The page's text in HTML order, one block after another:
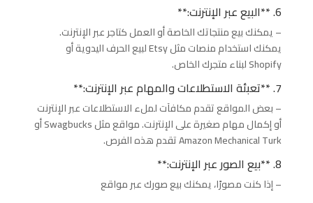
6. **البيع عبر الإنترنت:**
– يمكنك بيع منتجاتك الخاصة أو العمل كتاجر عبر الإنترنت.
يمكنك استخدام منصات مثل Etsy لبيع الحرف اليدوية أو
Shopify لبناء متجرك الخاص.
7. **تعبئة الاستطلاعات والمهام عبر الإنترنت:**
– بعض المواقع تقدم مكافآت لملء الاستطلاعات عبر الإنترنت
أو إكمال مهام صغيرة على الإنترنت. مواقع مثل Swagbucks أو
Amazon Mechanical Turk تقدم هذه الفرص.
8. **بيع الصور عبر الإنترنت:**
– إذا كنت مصورًا، يمكنك بيع صورك عبر مواقع